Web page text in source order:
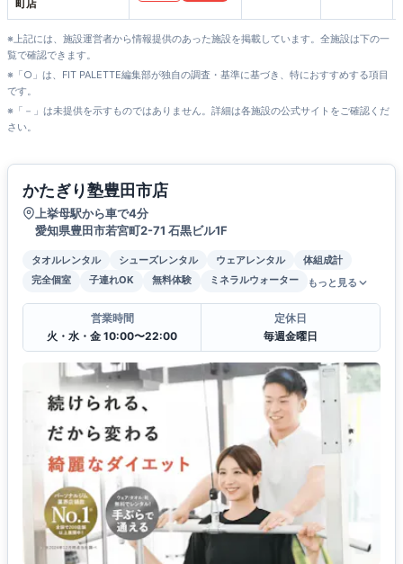
町店
※上記には、施設運営者から情報提供のあった施設を掲載しています。全施設は下の一
覧で確認できます。
※「○」は、FIT PALETTE編集部が独自の調査・基準に基づき、特におすすめする項目
です。
※「－」は未提供を示すものではありません。詳細は各施設の公式サイトをご確認くだ
さい。
かたぎり塾豊田市店
上挙母駅から車で4分
愛知県豊田市若宮町2-71 石黒ビル1F
タオルレンタル シューズレンタル ウェアレンタル
体組成計
完全個室
子連れOK 無料体験 ミネラルウォーター もっと見る
営業時間
火・水・金 10:00〜22:00
定休日
毎週金曜日